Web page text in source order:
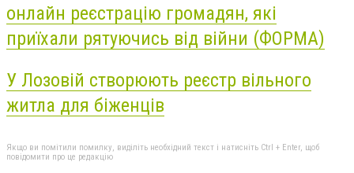
онлайн реєстрацію громадян, які
приїхали рятуючись від війни (ФОРМА)
У Лозовій створюють реєстр вільного
житла для біженців
Якщо ви помітили помилку, виділіть необхідний текст і натисніть Ctrl + Enter, щоб
повідомити про це редакцію